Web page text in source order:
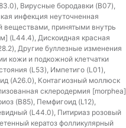
Вирусные бородавки (B07),
инфекция неуточненная
веществами, принятыми внутрь
(L44.4), Дискоидная красная
Другие буллезные изменения
кожи и подкожной клетчатки
(L53), Импетиго (L01),
(A26.0), Контагиозный моллюск
склеродермия [morphea]
(B85), Пемфигоид (L12),
(L44.0), Питириаз розовый
кератоз фолликулярный